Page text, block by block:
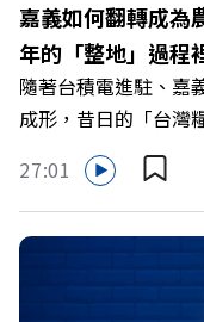
嘉義如何翻轉成為
年的「整地」過程
隨著台積電進駐、嘉
成形，昔日的「台灣
縣。在智慧農業、精
推動下，嘉義縣政府
鄉子弟不僅能「回得
迎向黃金十年的發展
縣長翁章梁、立法委
河、紙風車劇團創辦
27:01